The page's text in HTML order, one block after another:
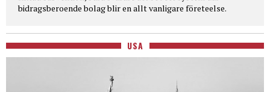
bidragsberoende bolag blir en allt vanligare företeelse.
USA